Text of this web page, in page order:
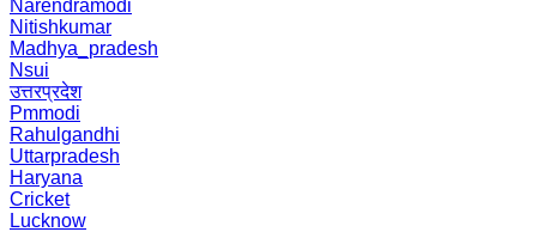
Narendramodi
Nitishkumar
Madhya_pradesh
Nsui
उत्तरप्रदेश
Pmmodi
Rahulgandhi
Uttarpradesh
Haryana
Cricket
Lucknow